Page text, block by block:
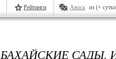
Рейтинги Авось из (+
БАХАЙСКИЕ САДЫ.